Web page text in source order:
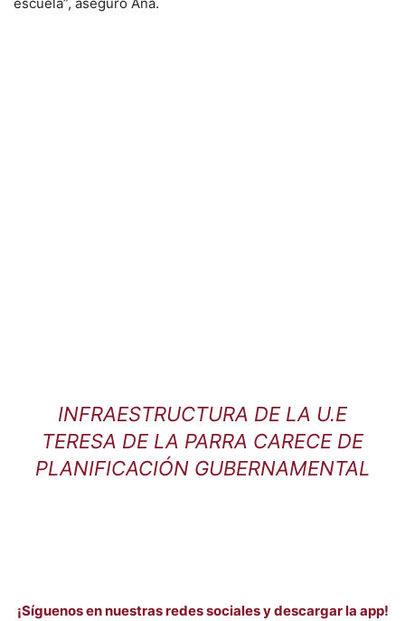
INFRAESTRUCTURA DE LA U.E
TERESA DE LA PARRA CARECE DE
PLANIFICACIÓN GUBERNAMENTAL
¡Síguenos en nuestras redes sociales y descargar la app!